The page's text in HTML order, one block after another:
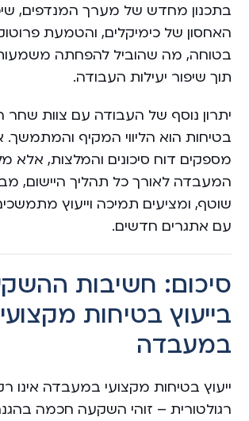
בתכנון מחדש של מערך המנדפים,
האחסון של כימיקלים, והטמעת
בטוחה, מה שהוביל להפחתה
תוך שיפור יעילות העבודה.
יתרון נוסף של העבודה עם צוות
בטיחות הוא הליווי המקיף והמתמשך.
מספקים דוח סיכונים והמלצות, אלא
המעבדה לאורך כל תהליך היישום,
שוטף, ומציעים תמיכה וייעוץ
עם אתגרים חדשים.
סיכום: חשיבות
בייעוץ בטיחות מקצועי
במעבדה
ייעוץ בטיחות מקצועי במעבדה אינו
רגולטורית – זוהי השקעה חכמה